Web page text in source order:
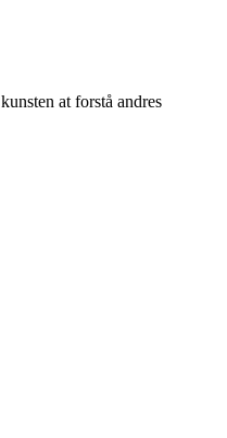
at forstå andres